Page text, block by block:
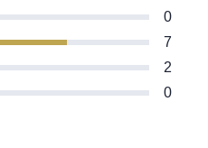
0
7
2
0